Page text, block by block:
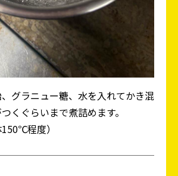
、グラニュー糖、水を入れてかき混
くぐらいまで煮詰めます。
程度）